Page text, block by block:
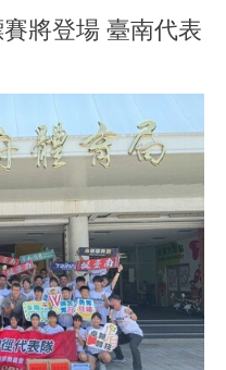
將登場 臺南代表